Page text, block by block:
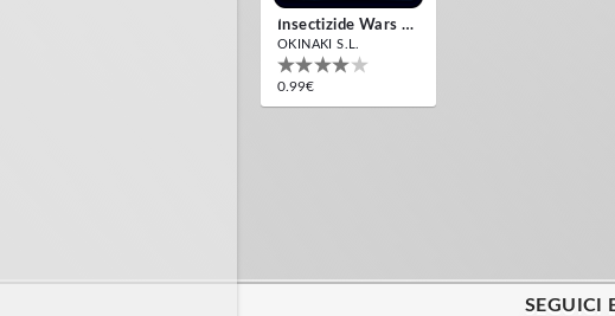
Insectizide Wars VR
OKINAKI S.L.
0.99€
SEGUICI